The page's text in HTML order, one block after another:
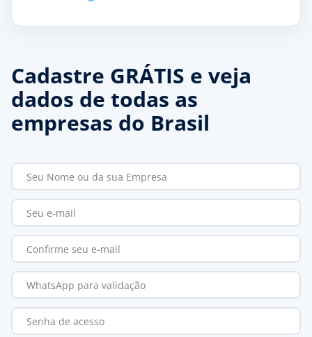
Cadastre GRÁTIS e veja
dados de todas as
empresas do Brasil